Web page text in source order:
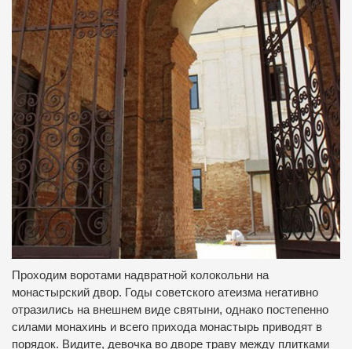
Проходим воротами надвратной колокольни на
монастырский двор. Годы советского атеизма негативно
отразились на внешнем виде святыни, однако постепенно
силами монахинь и всего прихода монастырь приводят в
порядок. Видите, девочка во дворе траву между плитками